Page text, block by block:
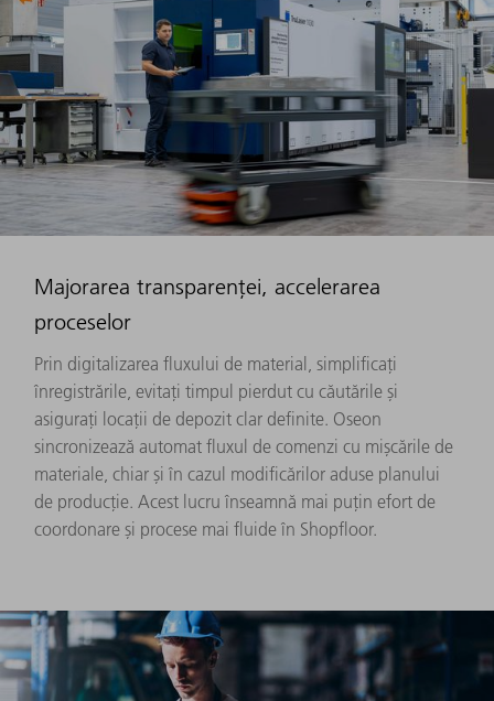
Majorarea transparenței, accelerarea
proceselor
Prin digitalizarea fluxului de material, simplificați
înregistrările, evitați timpul pierdut cu căutările și
asigurați locații de depozit clar definite. Oseon
sincronizează automat fluxul de comenzi cu mișcările de
materiale, chiar și în cazul modificărilor aduse planului
de producție. Acest lucru înseamnă mai puțin efort de
coordonare și procese mai fluide în Shopfloor.